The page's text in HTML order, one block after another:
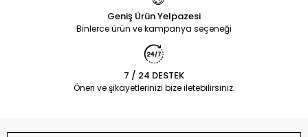
Geniş Ürün Yelpazesi
Binlerce ürün ve kampanya seçeneği
7 / 24 DESTEK
Öneri ve şikayetlerinizi bize iletebilirsiniz.